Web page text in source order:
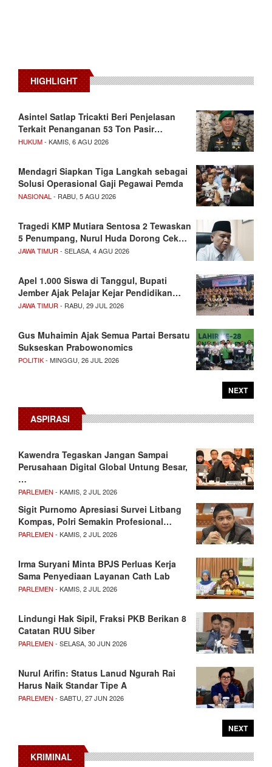
HIGHLIGHT
Asintel Satlap Tricakti Beri Penjelasan
Terkait Penanganan 53 Ton Pasir…
HUKUM- KAMIS, 6 AGU 2026
Mendagri Siapkan Tiga Langkah sebagai
Solusi Operasional Gaji Pegawai Pemda
NASIONAL - RABU, 5 AGU 2026
Tragedi KMP Mutiara Sentosa 2 Tewaskan
5 Penumpang, Nurul Huda Dorong Cek…
JAWA TIMUR - SELASA, 4 AGU 2026
Apel 1.000 Siswa di Tanggul, Bupati
Jember Ajak Pelajar Kejar Pendidikan…
JAWA TIMUR - RABU, 29 JUL 2026
Gus Muhaimin Ajak Semua Partai Bersatu
Sukseskan Prabowonomics
POLITIK- MINGGU, 26 JUL 2026
NEXT
ASPIRASI
Kawendra Tegaskan Jangan Sampai
Perusahaan Digital Global Untung Besar,
…
PARLEMEN - KAMIS, 2 JUL 2026
Sigit Purnomo Apresiasi Survei Litbang
Kompas, Polri Semakin Profesional…
PARLEMEN - KAMIS, 2 JUL 2026
Irma Suryani Minta BPJS Perluas Kerja
Sama Penyediaan Layanan Cath Lab
PARLEMEN - KAMIS, 2 JUL 2026
Lindungi Hak Sipil, Fraksi PKB Berikan 8
Catatan RUU Siber
PARLEMEN - SELASA, 30 JUN 2026
Nurul Arifin: Status Lanud Ngurah Rai
Harus Naik Standar Tipe A
PARLEMEN - SABTU, 27 JUN 2026
NEXT
KRIMINAL